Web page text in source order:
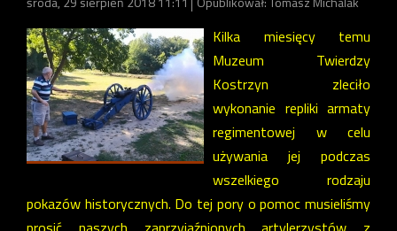
Kilka miesięcy temu
Muzeum Twierdzy
Kostrzyn zleciło
wykonanie repliki armaty
regimentowej w celu
używania jej podczas
wszelkiego rodzaju
pokazów historycznych. Do tej pory o pomoc musieliśmy